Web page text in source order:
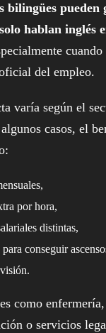
bilingües pueden
hablan inglés
del empleo.
varía según el
casos, el
por hora,
distintas,
para conseguir
como
o servicios